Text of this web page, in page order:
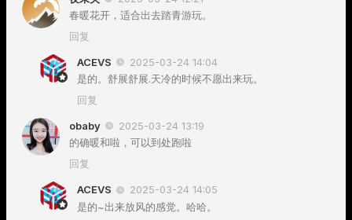
春暖花开，适合出去踏青游玩。
回复
ACEVS
2025-03-24 14:04
是的。舒展舒展.天冷的时候不愿出来玩。
回复
obaby
2025-03-24 13:19
的确暖和啦，可以到处跑啦
回复
ACEVS
2025-03-24 14:05
是的~出来放风的感觉。哈哈。